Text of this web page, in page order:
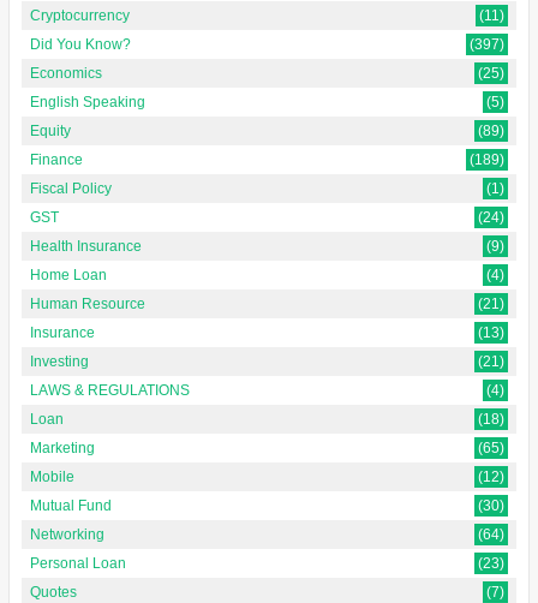
Cryptocurrency
(11)
Did You Know?
(397)
Economics
(25)
English Speaking
(5)
Equity
(89)
Finance
(189)
Fiscal Policy
(1)
GST
(24)
Health Insurance
(9)
Home Loan
(4)
Human Resource
(21)
Insurance
(13)
Investing
(21)
LAWS & REGULATIONS
(4)
Loan
(18)
Marketing
(65)
Mobile
(12)
Mutual Fund
(30)
Networking
(64)
Personal Loan
(23)
Quotes
(7)